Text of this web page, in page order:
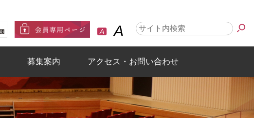
A A
募集案内 アクセス・お問い合わせ